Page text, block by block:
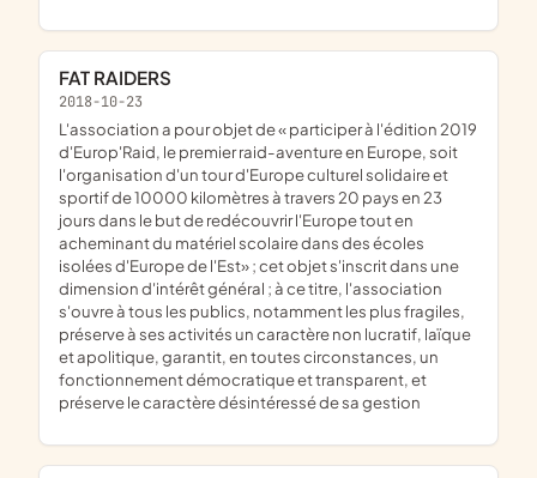
FAT RAIDERS
2018-10-23
l'association a pour objet de « participer à l'édition 2019
d'Europ'Raid, le premier raid-aventure en Europe, soit
l'organisation d'un tour d'Europe culturel solidaire et
sportif de 10000 kilomètres à travers 20 pays en 23
jours dans le but de redécouvrir l'Europe tout en
acheminant du matériel scolaire dans des écoles
isolées d'Europe de l'Est» ; cet objet s'inscrit dans une
dimension d'intérêt général ; à ce titre, l'association
s'ouvre à tous les publics, notamment les plus fragiles,
préserve à ses activités un caractère non lucratif, laïque
et apolitique, garantit, en toutes circonstances, un
fonctionnement démocratique et transparent, et
préserve le caractère désintéressé de sa gestion